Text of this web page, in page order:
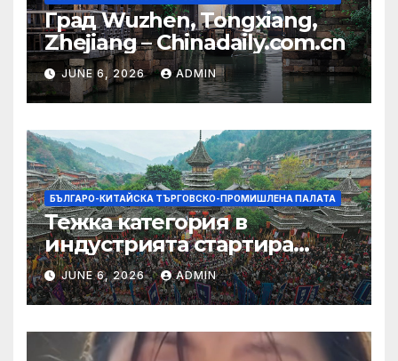
Град Wuzhen, Tongxiang,
Zhejiang – Chinadaily.com.cn
JUNE 6, 2026 ADMIN
БЪЛГАРО-КИТАЙСКА ТЪРГОВСКО-ПРОМИШЛЕНА ПАЛАТА
Тежка категория в
индустрията стартира
алианс за космическа
слънчева енергия
JUNE 6, 2026 ADMIN